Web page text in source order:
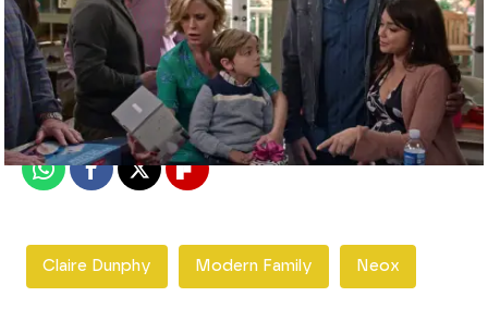
neox
Madrid
Publicado: 22 de mayo de 2019, 22:10
WhatsappFacebook
X Flipboard
Claire Dunphy Modern Family Neox